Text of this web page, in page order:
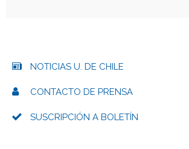
NOTICIAS U. DE CHILE
CONTACTO DE PRENSA
SUSCRIPCIÓN A BOLETÍN